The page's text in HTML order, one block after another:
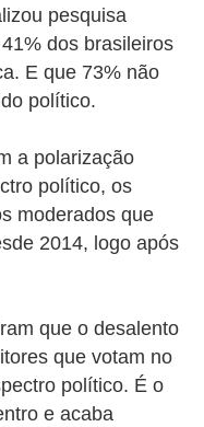
pesquisa
dos brasileiros
E que 73% não
político.
a polarização
político, os
moderados que
2014, logo após
que o desalento
que votam no
político. É o
e acaba